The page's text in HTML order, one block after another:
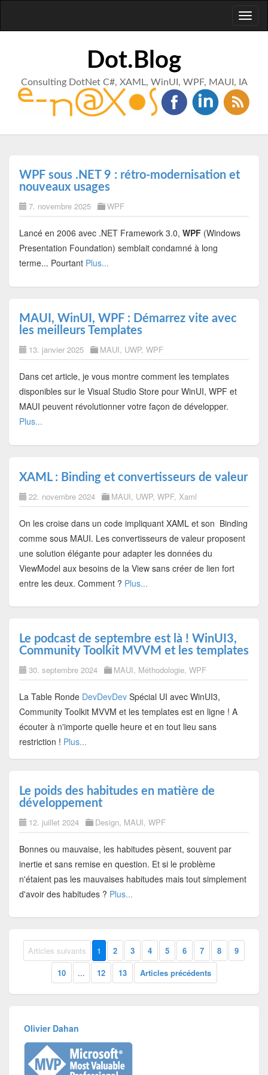
Dot.Blog
Consulting DotNet C#, XAML, WinUI, WPF, MAUI, IA
WPF sous .NET 9 : rétro-modernisation et
nouveaux usages
7. novembre 2025 WPF
Lancé en 2006 avec .NET Framework 3.0, WPF(Windows
Presentation Foundation) semblait condamné à long
terme... Pourtant Plus...
MAUI, WinUI, WPF : Démarrez vite avec
les meilleurs Templates
13. janvier 2025 MAUI, UWP, WPF
Dans cet article, je vous montre comment les templates
disponibles sur le Visual Studio Store pour WinUI, WPF et
MAUI peuvent révolutionner votre façon de développer.
Plus...
XAML : Binding et convertisseurs de valeur
22. novembre 2024 MAUI, UWP, WPF, Xaml
On les croise dans un code impliquant XAML et son Binding
comme sous MAUI. Les convertisseurs de valeur proposent
une solution élégante pour adapter les données du
ViewModel aux besoins de la View sans créer de lien fort
entre les deux. Comment ? Plus...
Le podcast de septembre est là ! WinUI3,
Community Toolkit MVVM et les templates
30. septembre 2024 MAUI, Méthodologie, WPF
La Table Ronde DevDevDev Spécial UI avec WinUI3,
Community Toolkit MVVM et les templates est en ligne ! A
écouter à n'importe quelle heure et en tout lieu sans
restriction ! Plus...
Le poids des habitudes en matière de
développement
12. juillet 2024 Design, MAUI, WPF
Bonnes ou mauvaise, les habitudes pèsent, souvent par
inertie et sans remise en question. Et si le problème
n'étaient pas les mauvaises habitudes mais tout simplement
d'avoir des habitudes ? Plus...
Articles suivants 1 2 3 4 5 6 7 8
9
10
... 12 13 Articles précédents
Olivier Dahan